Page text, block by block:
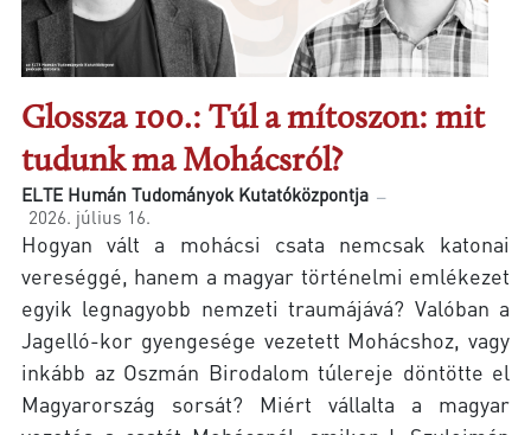
Glossza 100.: Túl a mítoszon: mit
tudunk ma Mohácsról?
ELTE Humán Tudományok Kutatóközpontja
2026. július 16.
Hogyan vált a mohácsi csata nemcsak katonai
vereséggé, hanem a magyar történelmi emlékezet
egyik legnagyobb nemzeti traumájává? Valóban a
Jagelló-kor gyengesége vezetett Mohácshoz, vagy
inkább az Oszmán Birodalom túlereje döntötte el
Magyarország sorsát? Miért vállalta a magyar